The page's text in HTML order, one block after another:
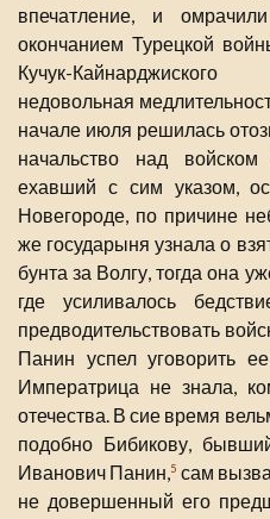
впечатление, и
окончанием Турецкой
Кучук-
недовольная
начале июля решилась
начальство над
ехавший с сим указом,
Новегороде, по причине
же государыня узнала о
бунта за Волгу, тогда она
где усиливалось
предводительствовать
Панин успел уговорить
Императрица не знала,
отечества. В сие время
подобно Бибикову,
Иванович Панин,5 сам
не довершенный его